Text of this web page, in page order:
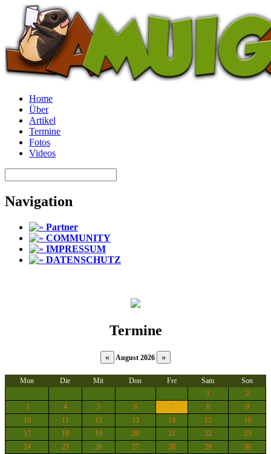
Home
Über
Artikel
Termine
Fotos
Videos
Navigation
Partner
COMMUNITY
IMPRESSUM
DATENSCHUTZ
Termine
August 2026
Mon Die Mit Don Fre Sam
Son
1
2
3
4 5 6 7 8
9
10
11 12 13 14 15
16
17
18 19 20 21 22
23
24
25 26 27 28 29
30